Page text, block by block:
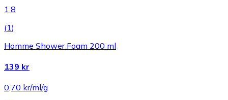
1.8
(1)
Homme Shower Foam 200 ml
139 kr
0,70 kr/ml/g